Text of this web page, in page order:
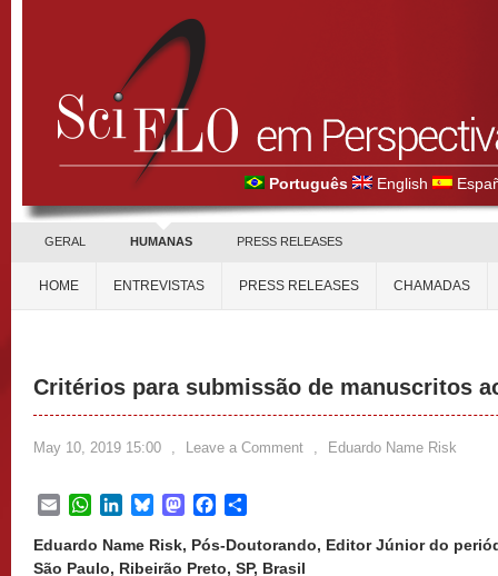
Português English
GERAL HUMANAS PRESS RELEASES
HOME ENTREVISTAS PRESS RELEASES CHAMADAS
Critérios para submissão de manuscritos
May 10, 2019 15:00 , Leave a Comment , Eduardo Name Risk
EmailWhatsApp
LinkedInBlueskyMastodonFacebook
Eduardo Name Risk, Pós-Doutorando, Editor Júnior do
São Paulo, Ribeirão Preto, SP, Brasil